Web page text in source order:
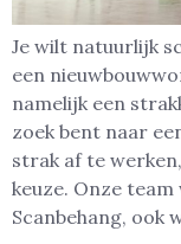
Je wilt natuurlijk
een
namelijk een
zoek bent naar
strak af te
keuze. Onze
Scanbehang, ook